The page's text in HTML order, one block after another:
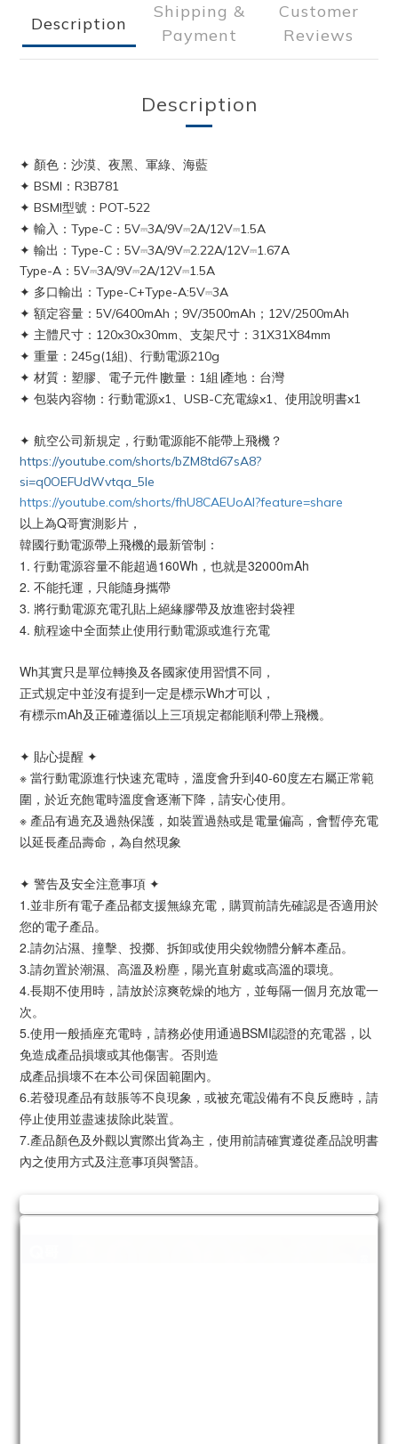
Description
Shipping &
Payment
Customer
Reviews
Description
✦ 顏色：沙漠、夜黑、軍綠、海藍
✦ BSMI：R3B781
✦ BSMI型號：POT-522
✦ 輸入：Type-C：5V⎓3A/9V⎓2A/12V⎓1.5A
✦ 輸出：Type-C：5V⎓3A/9V⎓2.22A/12V⎓1.67A
Type-A：5V⎓3A/9V⎓2A/12V⎓1.5A
✦ 多口輸出：Type-C+Type-A:5V⎓3A
✦ 額定容量：5V/6400mAh；9V/3500mAh；12V/2500mAh
✦ 主體尺寸：120x30x30mm、支架尺寸：31X31X84mm
✦ 重量：245g(1組)、行動電源210g
✦ 材質：塑膠、電子元件∣數量：1組∣產地：台灣
✦ 包裝內容物：行動電源x1、USB-C充電線x1、使用說明書x1
✦ 航空公司新規定，行動電源能不能帶上飛機？
https://youtube.com/shorts/bZM8td67sA8?
si=q0OEFUdWvtqa_5Ie
https://youtube.com/shorts/fhU8CAEUoAI?feature=share
以上為Q哥實測影片，
韓國行動電源帶上飛機的最新管制：
1. 行動電源容量不能超過160Wh，也就是32000mAh
2. 不能托運，只能隨身攜帶
3. 將行動電源充電孔貼上絕緣膠帶及放進密封袋裡
4. 航程途中全面禁止使用行動電源或進行充電
Wh其實只是單位轉換及各國家使用習慣不同，
正式規定中並沒有提到一定是標示Wh才可以，
有標示mAh及正確遵循以上三項規定都能順利帶上飛機。
✦ 貼心提醒 ✦
※ 當行動電源進行快速充電時，溫度會升到40-60度左右屬正常範
圍，於近充飽電時溫度會逐漸下降，請安心使用。
※ 產品有過充及過熱保護，如裝置過熱或是電量偏高，會暫停充電
以延長產品壽命，為自然現象
✦ 警告及安全注意事項 ✦
1.並非所有電子產品都支援無線充電，購買前請先確認是否適用於
您的電子產品。
2.請勿沾濕、撞擊、投擲、拆卸或使用尖銳物體分解本產品。
3.請勿置於潮濕、高溫及粉塵，陽光直射處或高溫的環境。
4.長期不使用時，請放於涼爽乾燥的地方，並每隔一個月充放電一
次。
5.使用一般插座充電時，請務必使用通過BSMI認證的充電器，以
免造成產品損壞或其他傷害。否則造
成產品損壞不在本公司保固範圍內。
6.若發現產品有鼓脹等不良現象，或被充電設備有不良反應時，請
停止使用並盡速拔除此裝置。
7.產品顏色及外觀以實際出貨為主，使用前請確實遵從產品說明書
內之使用方式及注意事項與警語。